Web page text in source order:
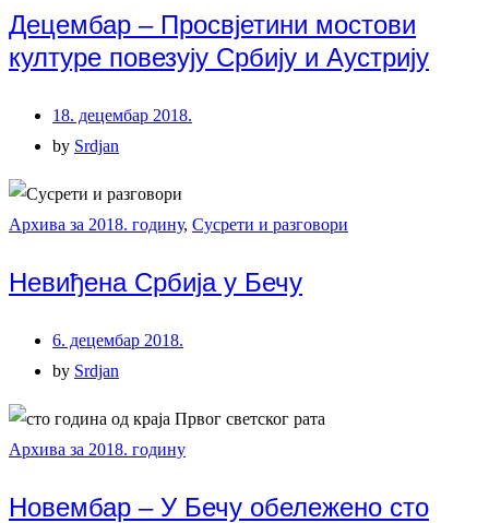
Децембар – Просвјетини мостови
културе повезују Србију и Аустрију
18. децембар 2018.
by Srdjan
Архива за 2018. годину, Сусрети и разговори
Невиђена Србија у Бечу
6. децембар 2018.
by Srdjan
Архива за 2018. годину
Новембар – У Бечу обележено сто